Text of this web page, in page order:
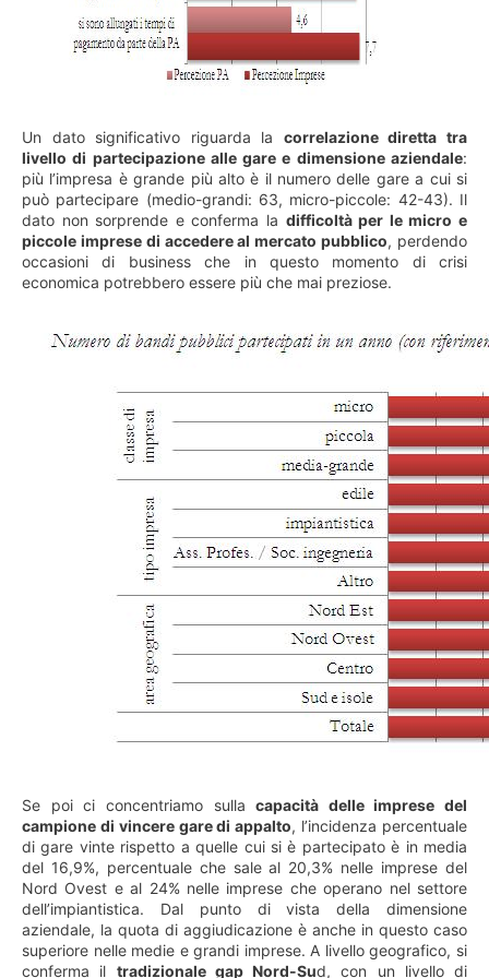
Un dato significativo riguarda la correlazione diretta tra
livello di partecipazione alle gare e dimensione aziendale:
più l’impresa è grande più alto è il numero delle gare a cui si
può partecipare (medio-grandi: 63, micro-piccole: 42-43). Il
dato non sorprende e conferma la difficoltà per le micro e
piccole imprese di accedere al mercato pubblico, perdendo
occasioni di business che in questo momento di crisi
economica potrebbero essere più che mai preziose.
Se poi ci concentriamo sullacapacità delle imprese del
campione di vincere gare di appalto, l’incidenza percentuale
di gare vinte rispetto a quelle cui si è partecipato è in media
del 16,9%, percentuale che sale al 20,3% nelle imprese del
Nord Ovest e al 24% nelle imprese che operano nel settore
dell’impiantistica. Dal punto di vista della dimensione
aziendale, la quota di aggiudicazione è anche in questo caso
superiore nelle medie e grandi imprese. A livello geografico, si
conferma il tradizionale gap Nord-Sud, con un livello di